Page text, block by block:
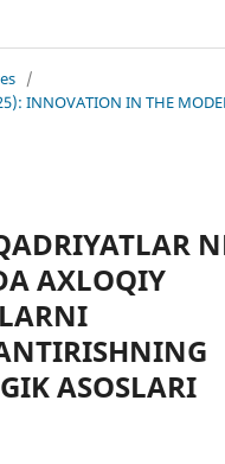
/
INNOVATION IN THE
AXLOQIY
ASOSLARI